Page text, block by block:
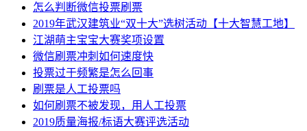
怎么判断微信投票刷票
2019年武汉建筑业“双十大”选树活动【十大智慧工地】
江湖萌主宝宝大赛奖项设置
微信刷票冲刺如何速度快
投票过于频繁是怎么回事
刷票是人工投票吗
如何刷票不被发现，用人工投票
2019质量海报/标语大赛评选活动